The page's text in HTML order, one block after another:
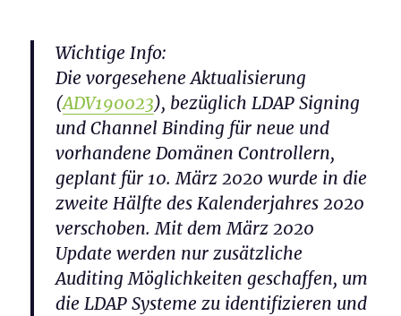
Wichtige Info:
Die vorgesehene Aktualisierung
(ADV190023), bezüglich LDAP Signing
und Channel Binding für neue und
vorhandene Domänen Controllern,
geplant für 10. März 2020 wurde in die
zweite Hälfte des Kalenderjahres 2020
verschoben. Mit dem März 2020
Update werden nur zusätzliche
Auditing Möglichkeiten geschaffen, um
die LDAP Systeme zu identifizieren und